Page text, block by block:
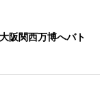
阪関西万博へバト